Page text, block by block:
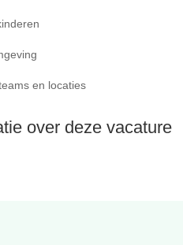
en locaties
over deze vacature